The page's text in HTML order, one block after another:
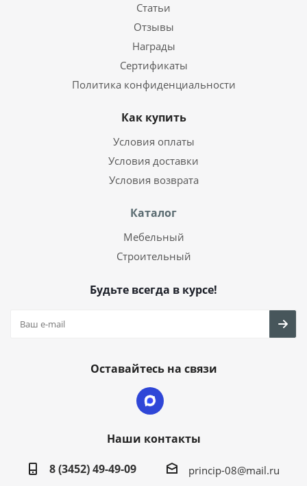
Статьи
Отзывы
Награды
Сертификаты
Политика конфиденциальности
Как купить
Условия оплаты
Условия доставки
Условия возврата
Каталог
Мебельный
Строительный
Будьте всегда в курсе!
Оставайтесь на связи
Наши контакты
8 (3452) 49-49-09
princip-08@mail.ru